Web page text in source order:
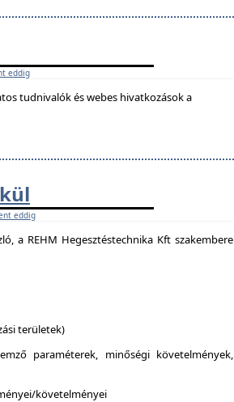
eddig
tudnivalók és webes hivatkozások a
eddig
a REHM Hegesztéstechnika Kft szakembere
területek)
paraméterek, minőségi követelmények,
követelményei